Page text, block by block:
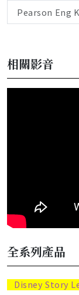
Pearson Eng
相關影音
全系列產品
Disney Story